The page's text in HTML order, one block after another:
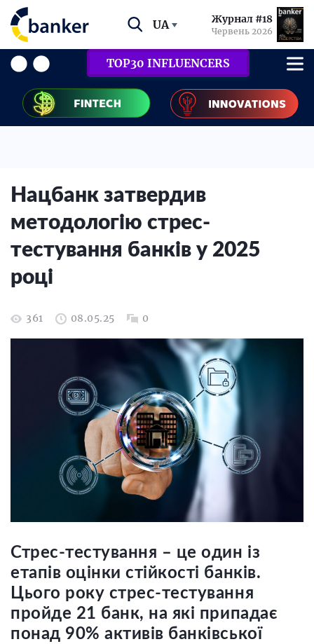
UA Журнал #18
Червень 2026
TOP30 INFLUENCERS
Нацбанк затвердив
методологію стрес-
тестування банків у 2025
році
361 08.05.25 0
Стрес-тестування – це один із
етапів оцінки стійкості банків.
Цього року стрес-тестування
пройде 21 банк, на які припадає
понад 90% активів банківської